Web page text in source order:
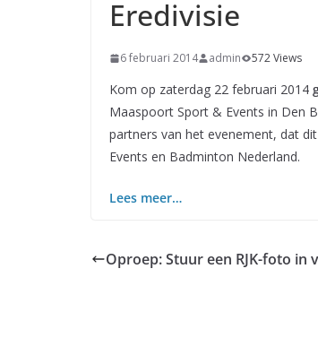
Eredivisie
6 februari 2014 admin 572 Views
Kom op zaterdag 22 februari 2014
Maaspoort Sport & Events in Den
partners van het evenement, dat
Events en Badminton Nederland.
Lees meer…
Oproep: Stuur een RJK-foto in